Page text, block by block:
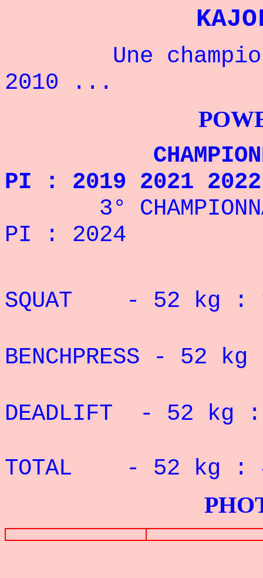
Une
2010 ...
CHAMPIONNE
PI : 2019 2021 2022
3°
PI : 2024
SQUAT - 52 kg
BENCHPRESS -
DEADLIFT - 52 kg
TOTAL - 52 kg :
PHOTOS